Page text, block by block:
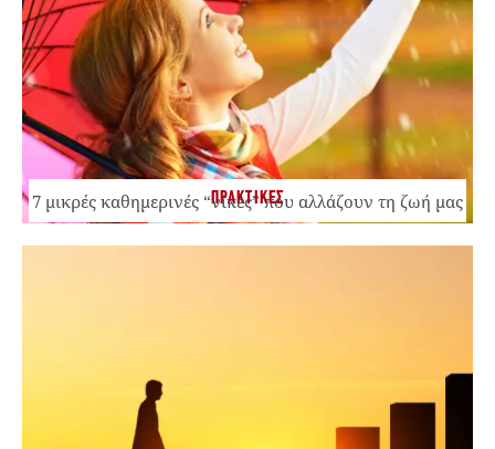
ΠΡΑΚΤΙΚΕΣ
7 μικρές καθημερινές “νίκες” που αλλάζουν τη ζωή μας